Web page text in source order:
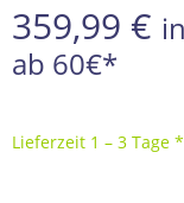
359,99 €
ab 60€*
Lieferzeit 1 – 3 Tage *